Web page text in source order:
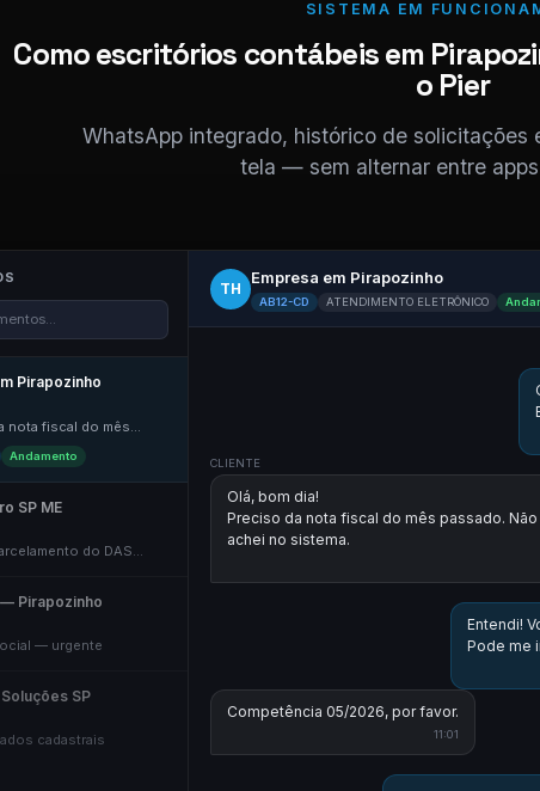
SISTEMA EM
Como escritórios contábeis em
o Pier
WhatsApp integrado, histórico de solicitações
tela — sem alternar entre
Pirapozinho
nota fiscal do mês...
Andamento
SP ME
do DAS...
Pirapozinho
— urgente
SP
cadastrais
TH
Empresa em Pirapozinho
AB12-CD ATENDIMENTO ELETRÔNICO
CLIENTE
Olá, bom dia!
Preciso da nota fiscal do mês passado. Não
achei no sistema.
Entendi!
Pode me
Competência 05/2026, por favor.
11:01